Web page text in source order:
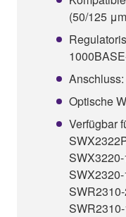
(50/125
Optische
Verfügbar